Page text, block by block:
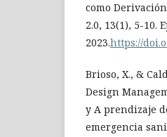
como
2.0, 13(1), 5-10.
2023.https://
Brioso, X., &
Design
y A prendizaje
emergencia